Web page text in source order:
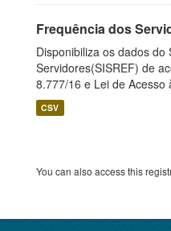
Frequência dos
Disponibiliza os dados
Servidores(SISREF) de
8.777/16 e Lei de Acesso
CSV
You can also access this